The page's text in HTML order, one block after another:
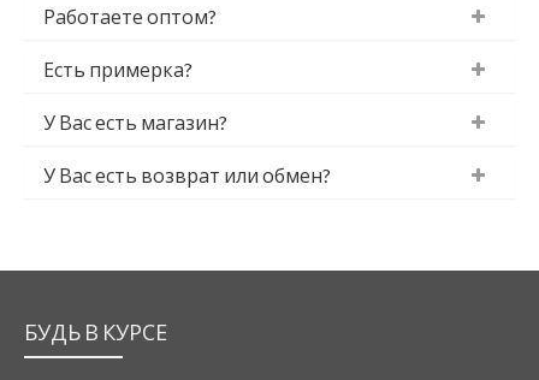
Работаете оптом?
Есть примерка?
У Вас есть магазин?
У Вас есть возврат или обмен?
БУДЬ В КУРСЕ